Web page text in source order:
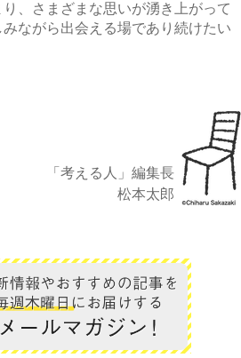
、さまざまな思いが湧き上がって
ながら出会える場であり続けたい
「考える人」編集長
松本太郎